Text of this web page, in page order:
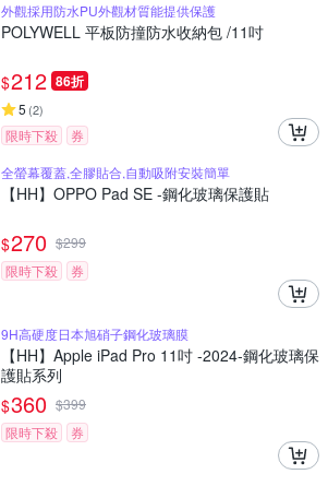
外觀採用防水PU外觀材質能提供保護
POLYWELL 平板防撞防水收納包 /11吋
$212 86折
5 (2)
限時下殺
券
全螢幕覆蓋,全膠貼合,自動吸附安裝簡單
【HH】OPPO Pad SE -鋼化玻璃保護貼
$270 $299
限時下殺
券
9H高硬度日本旭硝子鋼化玻璃膜
【HH】Apple iPad Pro 11吋 -2024-鋼化玻璃保
護貼系列
$360 $399
限時下殺
券